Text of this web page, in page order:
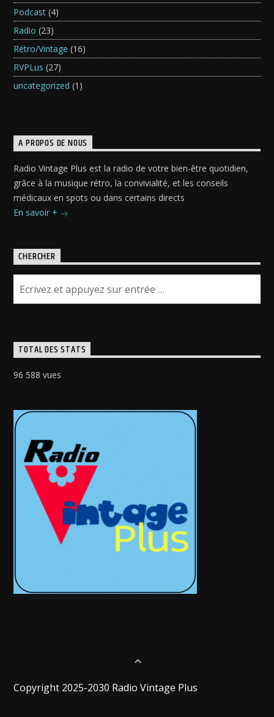
Podcast (4)
Radio (23)
Rétro/Vintage (16)
RVPLus (27)
uncategorized (1)
A PROPOS DE NOUS
Radio Vintage Plus est la radio de votre bien-être quotidien,
grâce à la musique rétro, la convivialité, et les conseils
médicaux en spots ou dans certains directs
En savoir +
CHERCHER
TOTAL DES STATS
96 588 vues
Copyright 2025-2030 Radio Vintage Plus